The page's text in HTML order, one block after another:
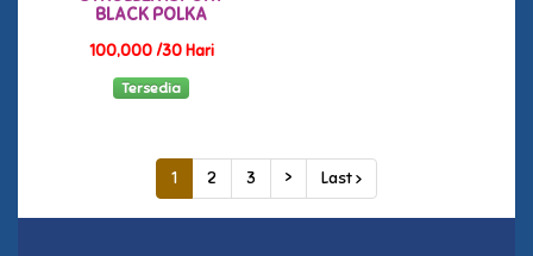
BLACK POLKA
100,000 /30 Hari
Tersedia
1 2 3 > Last ›